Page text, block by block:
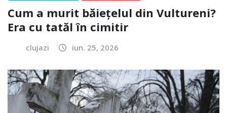
Cum a murit băiețelul din Vultureni?
Era cu tatăl în cimitir
clujazi iun. 25, 2026